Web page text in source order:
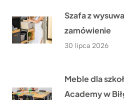
Szafa z
zamówienie
30 lipca 2026
Meble dla
Academy w